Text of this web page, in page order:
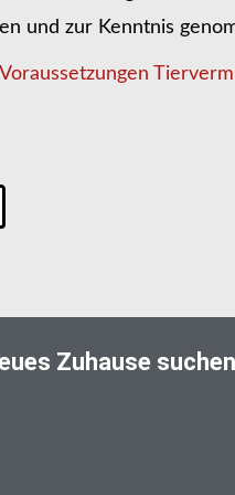
und zur Kenntnis
Zuhause suchen